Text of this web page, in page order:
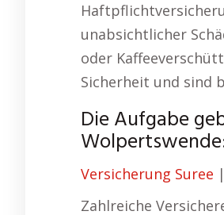
unabsichtlicher
oder
Sicherheit und sind
Die Aufgabe
Versicherung Suree |
Zahlreiche